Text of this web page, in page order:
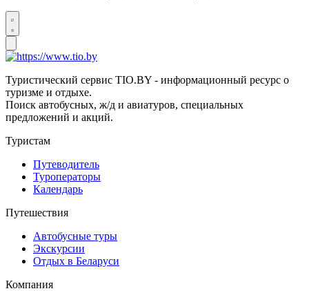
Туристический сервис TIO.BY - информационный ресурс о
туризме и отдыхе.
Поиск автобусных, ж/д и авиатуров, специальных
предложений и акций.
Туристам
Путеводитель
Туроператоры
Календарь
Путешествия
Автобусные туры
Экскурсии
Отдых в Беларуси
Компания